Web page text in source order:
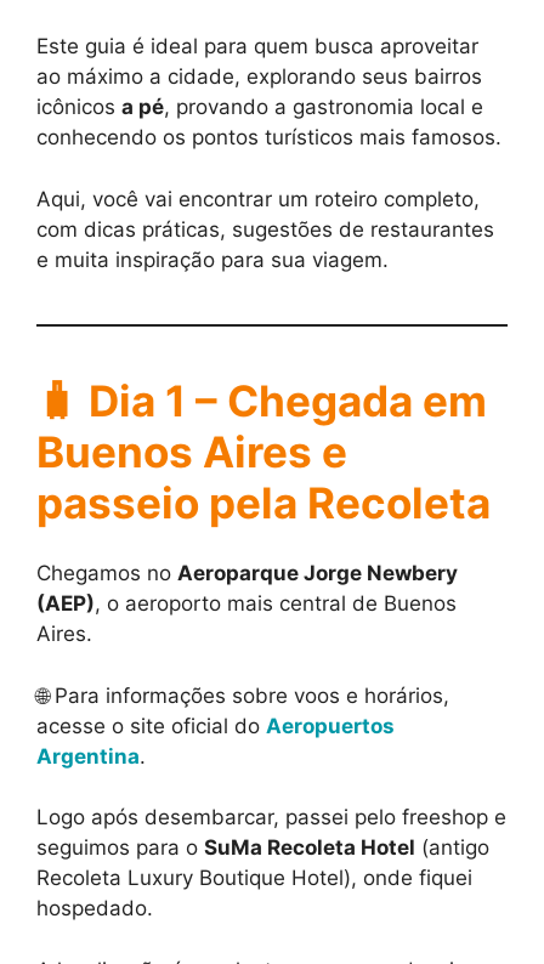
Este guia é ideal para quem busca aproveitar
ao máximo a cidade, explorando seus bairros
icônicos a pé, provando a gastronomia local e
conhecendo os pontos turísticos mais famosos.
Aqui, você vai encontrar um roteiro completo,
com dicas práticas, sugestões de restaurantes
e muita inspiração para sua viagem.
🧳 Dia 1 – Chegada em
Buenos Aires e
passeio pela Recoleta
Chegamos no Aeroparque Jorge Newbery
(AEP), o aeroporto mais central de Buenos
Aires.
🌐 Para informações sobre voos e horários,
acesse o site oficial do Aeropuertos
Argentina.
Logo após desembarcar, passei pelo freeshop e
seguimos para o SuMa Recoleta Hotel (antigo
Recoleta Luxury Boutique Hotel), onde fiquei
hospedado.